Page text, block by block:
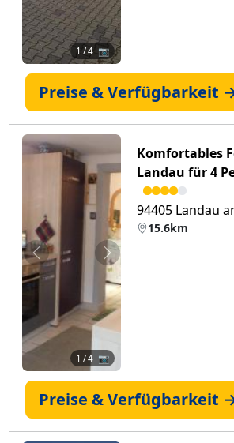
1 / 4 📷
Preise & Verfügbarkeit
Zurück Weiter
1 / 4 📷
Komfortables
Landau für 4
94405 Landau
15.6km
Preise & Verfügbarkeit